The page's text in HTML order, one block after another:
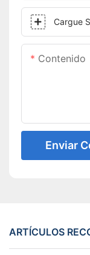
Cargue
Contenido
Enviar
ARTÍCULOS